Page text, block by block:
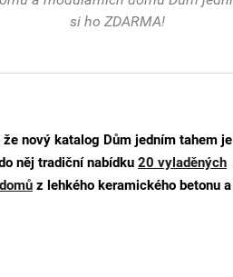
si ho ZDARMA!
nový katalog Dům jedním tahem
něj tradiční nabídku 20 vyladěných
z lehkého keramického betonu